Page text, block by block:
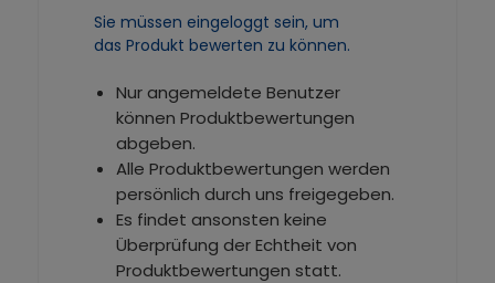
Sie müssen eingeloggt sein, um
das Produkt bewerten zu können.
Nur angemeldete Benutzer
können Produktbewertungen
abgeben.
Alle Produktbewertungen werden
persönlich durch uns freigegeben.
Es findet ansonsten keine
Überprüfung der Echtheit von
Produktbewertungen statt.